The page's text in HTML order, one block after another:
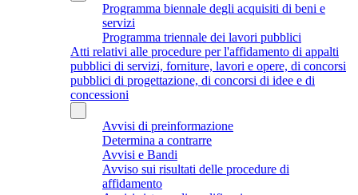
Programma biennale degli acquisiti di beni e
servizi
Programma triennale dei lavori pubblici
Atti relativi alle procedure per l'affidamento di appalti
pubblici di servizi, forniture, lavori e opere, di concorsi
pubblici di progettazione, di concorsi di idee e di
concessioni
Avvisi di preinformazione
Determina a contrarre
Avvisi e Bandi
Avviso sui risultati delle procedure di
affidamento